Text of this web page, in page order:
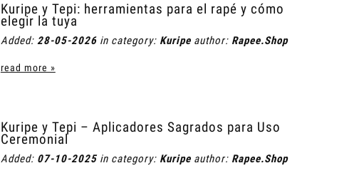
Kuripe y Tepi: herramientas para el rapé y cómo
elegir la tuya
Added: 28-05-2026in category: Kuripeauthor: Rapee.Shop
read more »
Kuripe y Tepi – Aplicadores Sagrados para Uso
Ceremonial
Added: 07-10-2025in category: Kuripeauthor: Rapee.Shop